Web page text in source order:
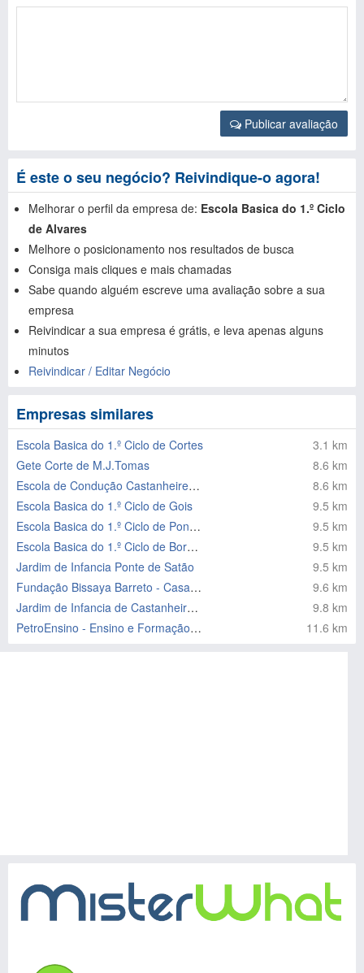
Publicar avaliação
É este o seu negócio? Reivindique-o agora!
Melhorar o perfil da empresa de: Escola Basica do 1.º Ciclo
de Alvares
Melhore o posicionamento nos resultados de busca
Consiga mais cliques e mais chamadas
Sabe quando alguém escreve uma avaliação sobre a sua
empresa
Reivindicar a sua empresa é grátis, e leva apenas alguns
minutos
Reivindicar / Editar Negócio
Empresas similares
Escola Basica do 1.º Ciclo de Cortes
3.1 km
Gete Corte de M.J.Tomas
8.6 km
Escola de Condução Castanheirense Lda
8.6 km
Escola Basica do 1.º Ciclo de Gois
9.5 km
Escola Basica do 1.º Ciclo de Ponte de Sotão
9.5 km
Escola Basica do 1.º Ciclo de Bordeiro
9.5 km
Jardim de Infancia Ponte de Satão
9.5 km
Fundação Bissaya Barreto - Casa da Criança Maria Rita do Patroci
9.6 km
Jardim de Infancia de Castanheira de Pera
9.8 km
PetroEnsino - Ensino e Formação Profissonal Lda
11.6 km